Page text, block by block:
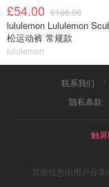
£54.00 £108.00
lululemon Lululemon
松运动裤 常规款
lululemon
联系我们
隐私条款
触
页面信息由用户分